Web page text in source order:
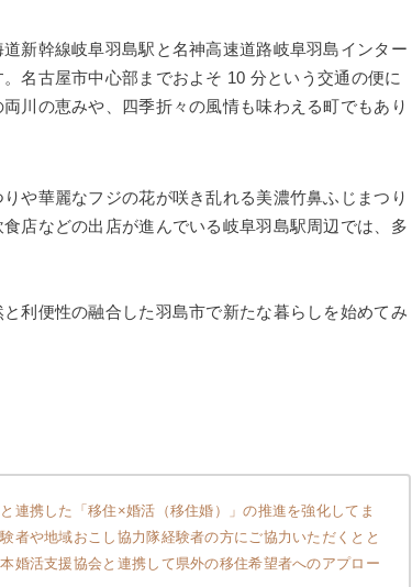
新幹線岐阜羽島駅と名神高速道路岐阜羽島インター
名古屋市中心部までおよそ 10 分という交通の便に
川の恵みや、四季折々の風情も味わえる町でもあり
や華麗なフジの花が咲き乱れる美濃竹鼻ふじまつり
店などの出店が進んでいる岐阜羽島駅周辺では、多
利便性の融合した羽島市で新たな暮らしを始めてみ
連携した「移住×婚活（移住婚）」の推進を強化してま
者や地域おこし協力隊経験者の方にご協力いただくとと
婚活支援協会と連携して県外の移住希望者へのアプロー